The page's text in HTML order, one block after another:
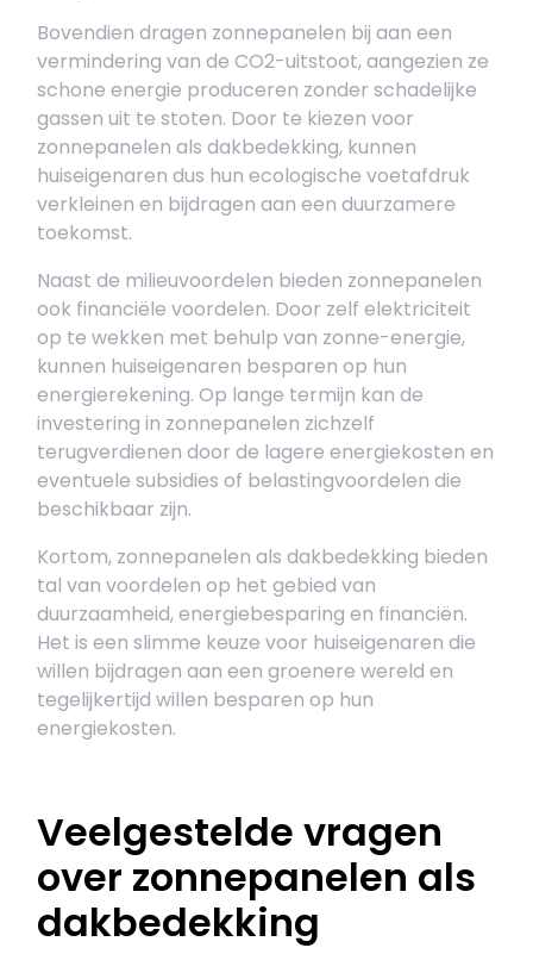
Bovendien dragen zonnepanelen bij aan een
vermindering van de CO2-uitstoot, aangezien ze
schone energie produceren zonder schadelijke
gassen uit te stoten. Door te kiezen voor
zonnepanelen als dakbedekking, kunnen
huiseigenaren dus hun ecologische voetafdruk
verkleinen en bijdragen aan een duurzamere
toekomst.
Naast de milieuvoordelen bieden zonnepanelen
ook financiële voordelen. Door zelf elektriciteit
op te wekken met behulp van zonne-energie,
kunnen huiseigenaren besparen op hun
energierekening. Op lange termijn kan de
investering in zonnepanelen zichzelf
terugverdienen door de lagere energiekosten en
eventuele subsidies of belastingvoordelen die
beschikbaar zijn.
Kortom, zonnepanelen als dakbedekking bieden
tal van voordelen op het gebied van
duurzaamheid, energiebesparing en financiën.
Het is een slimme keuze voor huiseigenaren die
willen bijdragen aan een groenere wereld en
tegelijkertijd willen besparen op hun
energiekosten.
Veelgestelde vragen
over zonnepanelen als
dakbedekking